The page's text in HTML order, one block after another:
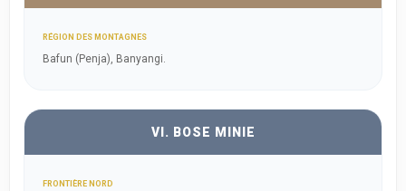
RÉGION DES MONTAGNES
Bafun (Penja), Banyangi.
VI. BOSE MINIE
FRONTIÈRE NORD